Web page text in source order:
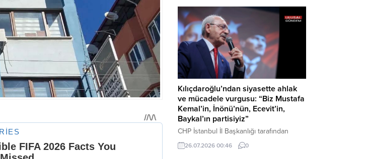
Kılıçdaroğlu’ndan siyasette ahlak
ve mücadele vurgusu: “Biz Mustafa
Kemal’in, İnönü’nün, Ecevit’in,
Baykal’ın partisiyiz”
CHP İstanbul İl Başkanlığı tarafından
düzenlenen Üye Katılım Töreni’nde
konuşan Kemal Kılıçdaroğlu; partinin
26.07.2026 00:46 0